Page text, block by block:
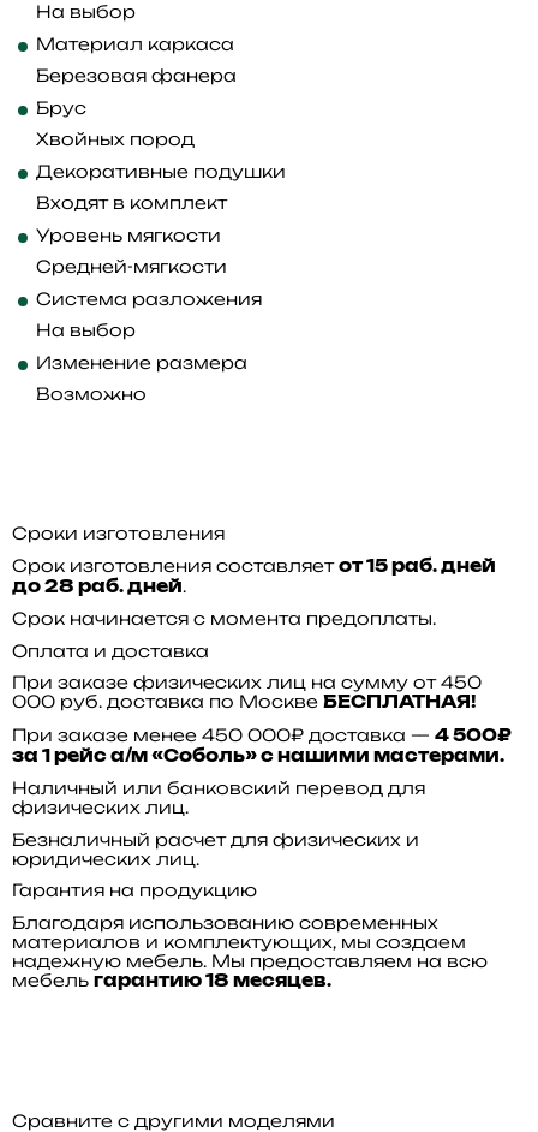
На выбор
Материал каркаса
Березовая фанера
Брус
Хвойных пород
Декоративные подушки
Входят в комплект
Уровень мягкости
Средней-мягкости
Система разложения
На выбор
Изменение размера
Возможно
Сроки изготовления
Срок изготовления составляет от 15 раб. дней
до 28 раб. дней.
Срок начинается с момента предоплаты.
Оплата и доставка
При заказе физических лиц на сумму от 450
000 руб. доставка по Москве БЕСПЛАТНАЯ!
При заказе менее 450 000₽ доставка — 4 500₽
за 1 рейс а/м «Соболь» с нашими мастерами.
Наличный или банковский перевод для
физических лиц.
Безналичный расчет для физических и
юридических лиц.
Гарантия на продукцию
Благодаря использованию современных
материалов и комплектующих, мы создаем
надежную мебель. Мы предоставляем на всю
мебель гарантию 18 месяцев.
Сравните с другими моделями